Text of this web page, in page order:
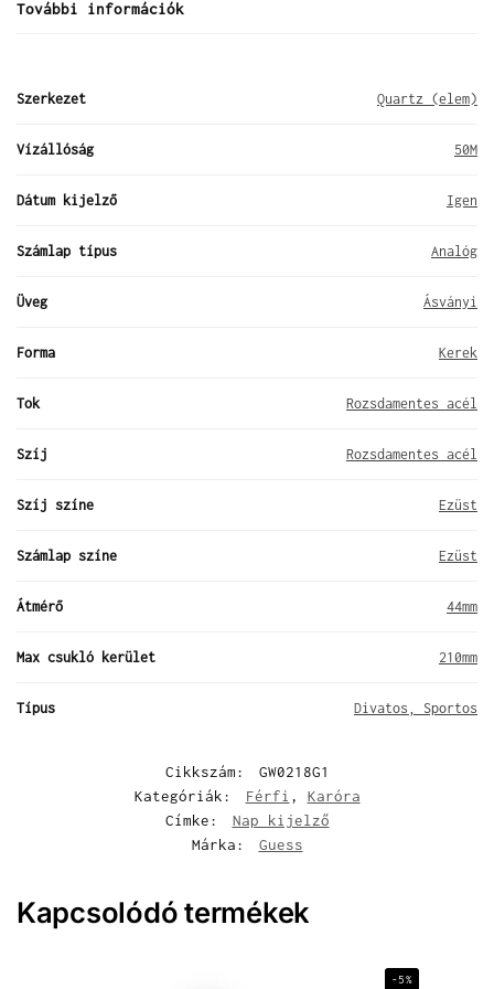
További információk
Szerkezet Quartz (elem)
Vízállóság 50M
Dátum kijelző Igen
Számlap típus Analóg
Üveg Ásványi
Forma Kerek
Tok Rozsdamentes acél
Szíj Rozsdamentes acél
Szíj színe Ezüst
Számlap színe Ezüst
Átmérő 44mm
Max csukló kerület 210mm
Típus Divatos, Sportos
Cikkszám:
GW0218G1
Kategóriák:
Férfi , Karóra
Címke:
Nap kijelző
Márka:
Guess
Kapcsolódó termékek
-5%